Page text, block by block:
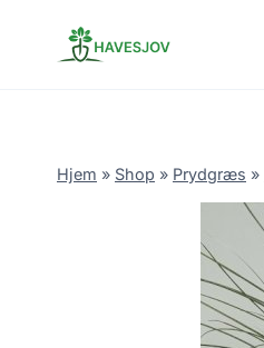
Hjem » Shop » Prydgræs »